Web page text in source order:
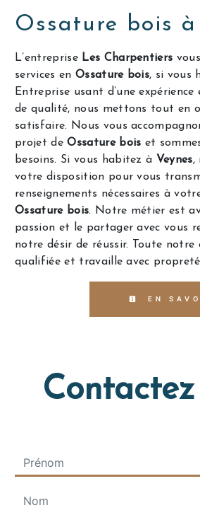
Ossature bois à
L’entreprise Les Charpentiers
services en Ossature bois, si vous
Entreprise usant d’une
de qualité, nous mettons tout en
satisfaire. Nous vous
projet deOssature bois et
besoins. Si vous habitez à Veynes,
votre disposition pour vous
renseignements nécessaires à
Ossature bois. Notre métier est
passion et le partager avec vous
notre désir de réussir. Toute notre
qualifiée et travaille avec
EN